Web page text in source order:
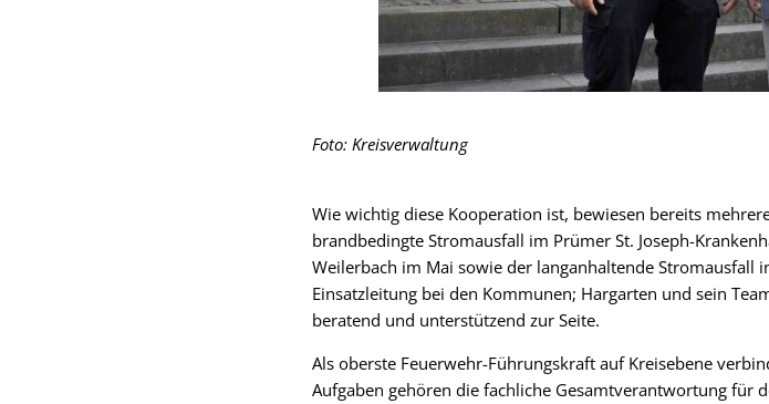
Foto: Kreisverwaltung
Wie wichtig diese Kooperation ist, bewiesen bereits
brandbedingte Stromausfall im Prümer St. Joseph-
Weilerbach im Mai sowie der langanhaltende Stromausfall
Einsatzleitung bei den Kommunen; Hargarten und sein
beratend und unterstützend zur Seite.
Als oberste Feuerwehr-Führungskraft auf Kreisebene
Aufgaben gehören die fachliche Gesamtverantwortung für